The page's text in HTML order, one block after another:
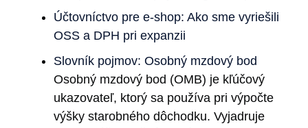
Účtovníctvo pre e-shop: Ako sme vyriešili
OSS a DPH pri expanzii
Slovník pojmov: Osobný mzdový bod
Osobný mzdový bod (OMB) je kľúčový
ukazovateľ, ktorý sa používa pri výpočte
výšky starobného dôchodku. Vyjadruje